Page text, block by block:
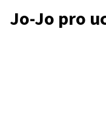
Jo-Jo pro